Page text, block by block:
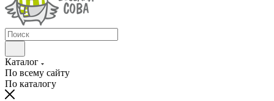
Каталог
По всему сайту
По каталогу